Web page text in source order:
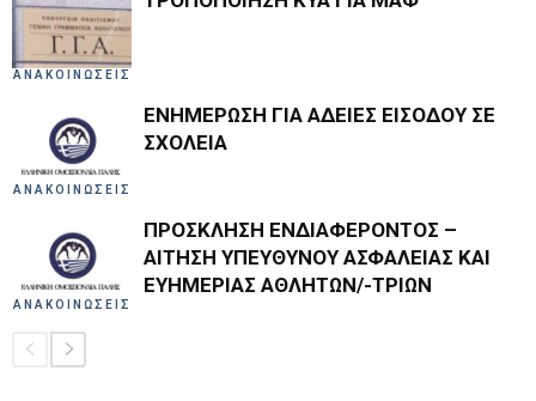
ΑΝΑΚΟΙΝΩΣΕΙΣ
ΑΝΑΚΟΙΝΩΣΕΙΣ
ΕΝΗΜΕΡΩΣΗ ΓΙΑ ΑΔΕΙΕΣ ΕΙΣΟΔΟΥ ΣΕ
ΣΧΟΛΕΙΑ
ΑΝΑΚΟΙΝΩΣΕΙΣ
ΠΡΟΣΚΛΗΣΗ ΕΝΔΙΑΦΕΡΟΝΤΟΣ –
ΑΙΤΗΣΗ ΥΠΕΥΘΥΝΟΥ ΑΣΦΑΛΕΙΑΣ ΚΑΙ
ΕΥΗΜΕΡΙΑΣ ΑΘΛΗΤΩΝ/-ΤΡΙΩΝ